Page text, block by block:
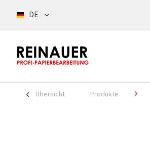
DE
Übersicht Produkte